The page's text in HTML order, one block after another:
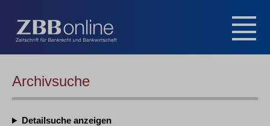
Archivsuche
Detailsuche